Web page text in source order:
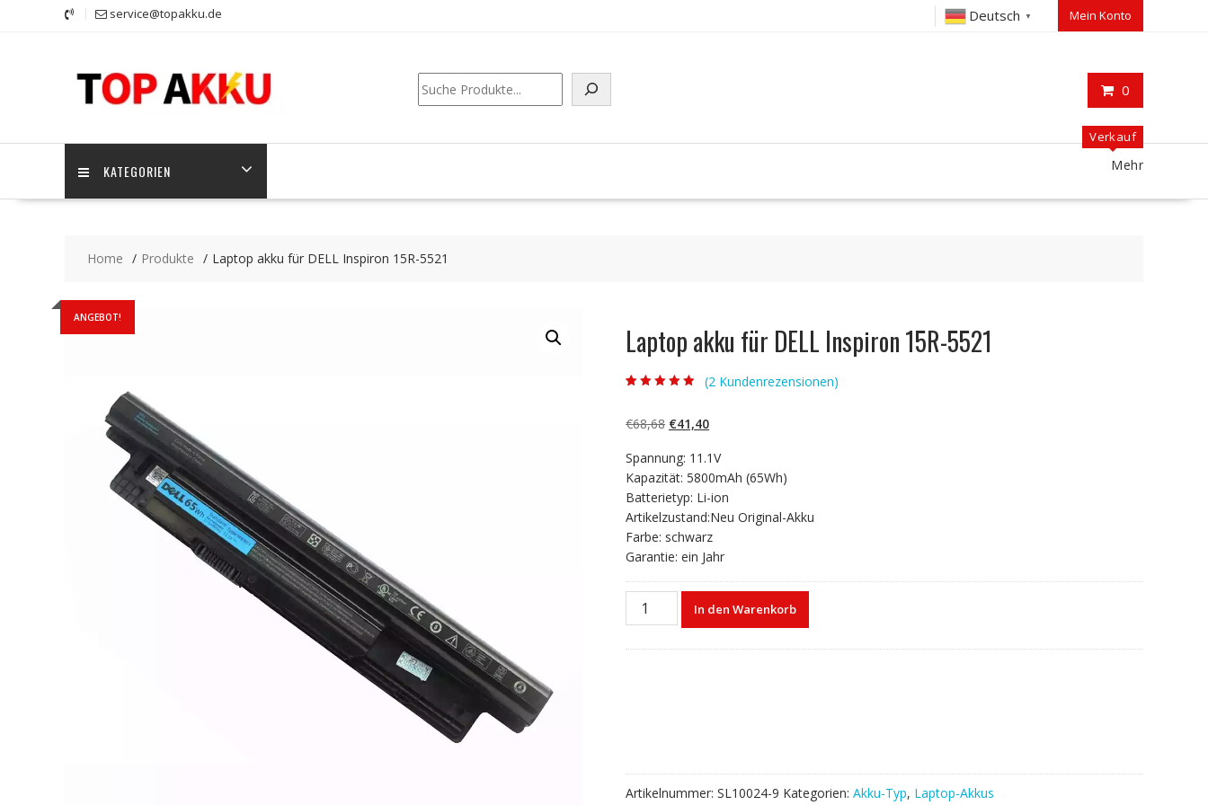
service@topakku.de Deutsch ▼ Mein Konto
0
Suchen
KATEGORIEN
Verkauf
Mehr
Home Produkte Laptop akku für DELL Inspiron 15R-5521
ANGEBOT!
Laptop akku für DELL Inspiron 15R-5521
basierend auf
Kundenbewert
(2 Kundenrezensionen)
€68,68 Ursprünglicher
war:
€68,68
€41,40Aktueller
ist:
€41,40.
Spannung: 11.1V
Kapazität: 5800mAh (65Wh)
Batterietyp: Li-ion
Artikelzustand:Neu Original-Akku
Farbe: schwarz
Garantie: ein Jahr
Laptop
akku
In den Warenkorb
Artikelnummer: SL10024-9 Kategorien: Akku-Typ, Laptop-Akkus